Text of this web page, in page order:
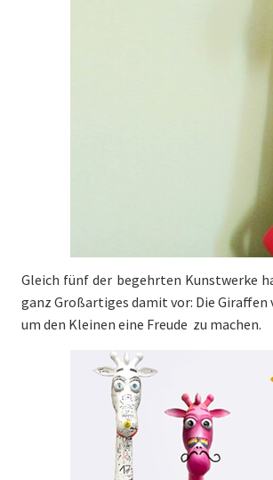
Gleich fünf der begehrten Kunstwerke
ganz Großartiges damit vor: Die
um den Kleinen eine Freude zu machen.